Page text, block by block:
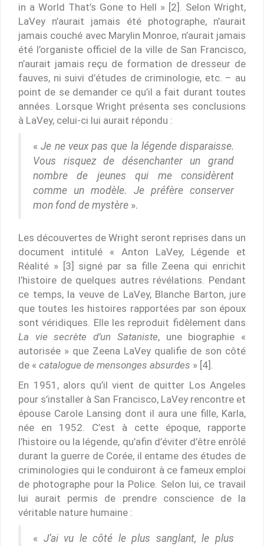
in a World That’s Gone to Hell » [2]. Selon Wright,
LaVey n’aurait jamais été photographe, n’aurait
jamais couché avec Marylin Monroe, n’aurait jamais
été l’organiste officiel de la ville de San Francisco,
n’aurait jamais reçu de formation de dresseur de
fauves, ni suivi d’études de criminologie, etc. – au
point de se demander ce qu’il a fait durant toutes
années. Lorsque Wright présenta ses conclusions
à LaVey, celui-ci lui aurait répondu :
«Je ne veux pas que la légende disparaisse.
Vous risquez de désenchanter un grand
nombre de jeunes qui me considèrent
comme un modèle. Je préfère conserver
mon fond de mystère ».
Les découvertes de Wright seront reprises dans un
document intitulé « Anton LaVey, Légende et
Réalité » [3] signé par sa fille Zeena qui enrichit
l’histoire de quelques autres révélations. Pendant
ce temps, la veuve de LaVey, Blanche Barton, jure
que toutes les histoires rapportées par son époux
sont véridiques. Elle les reproduit fidèlement dans
La vie secrète d’un Sataniste, une biographie «
autorisée » que Zeena LaVey qualifie de son côté
de « catalogue de mensonges absurdes » [4].
En 1951, alors qu’il vient de quitter Los Angeles
pour s’installer à San Francisco, LaVey rencontre et
épouse Carole Lansing dont il aura une fille, Karla,
née en 1952. C’est à cette époque, rapporte
l’histoire ou la légende, qu’afin d’éviter d’être enrôlé
durant la guerre de Corée, il entame des études de
criminologies qui le conduiront à ce fameux emploi
de photographe pour la Police. Selon lui, ce travail
lui aurait permis de prendre conscience de la
véritable nature humaine :
« J’ai vu le côté le plus sanglant, le plus